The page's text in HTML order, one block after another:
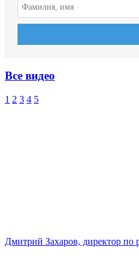
Все видео
1 2 3 4 5
Дмитрий Захаров, директор